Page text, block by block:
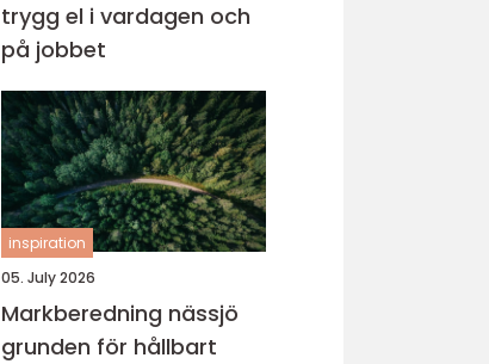
trygg el i vardagen och
på jobbet
inspiration
05. July 2026
Markberedning nässjö
grunden för hållbart